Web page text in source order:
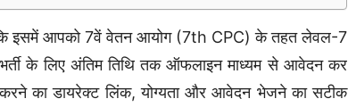
इसमें आपको 7वें वेतन आयोग (7th CPC) के तहत लेवल-7
भर्ती के लिए अंतिम तिथि तक ऑफलाइन माध्यम से आवेदन कर
का डायरेक्ट लिंक, योग्यता और आवेदन भेजने का सटीक